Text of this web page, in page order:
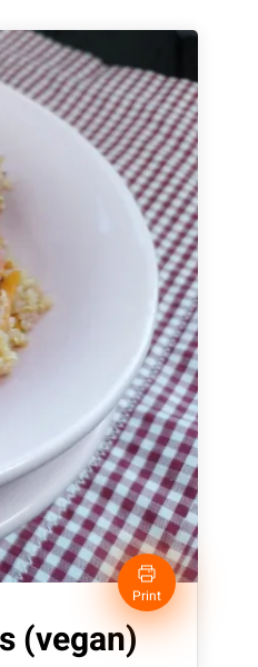
Print
(vegan)